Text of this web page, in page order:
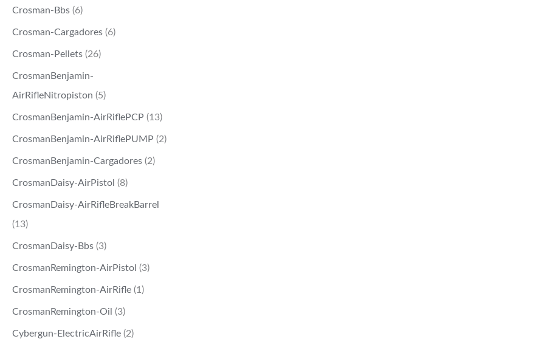
Crosman-Bbs (6)
Crosman-Cargadores (6)
Crosman-Pellets (26)
CrosmanBenjamin-
AirRifleNitropiston (5)
CrosmanBenjamin-AirRiflePCP (13)
CrosmanBenjamin-AirRiflePUMP (2)
CrosmanBenjamin-Cargadores (2)
CrosmanDaisy-AirPistol (8)
CrosmanDaisy-AirRifleBreakBarrel
(13)
CrosmanDaisy-Bbs (3)
CrosmanRemington-AirPistol (3)
CrosmanRemington-AirRifle (1)
CrosmanRemington-Oil (3)
Cybergun-ElectricAirRifle (2)